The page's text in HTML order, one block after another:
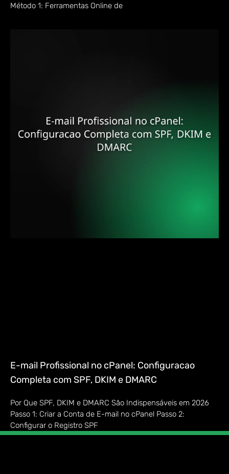
Método 1: Ferramentas Online de
E-mail Profissional no cPanel: Configuracao
Completa com SPF, DKIM e DMARC
Por Que SPF, DKIM e DMARC São Indispensáveis em 2026
Passo 1: Criar a Conta de E-mail no cPanel Passo 2:
Configurar o Registro SPF